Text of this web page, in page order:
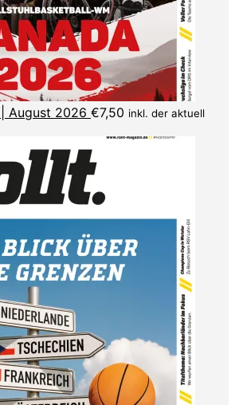
August 2026 €7,50 inkl. der aktuell